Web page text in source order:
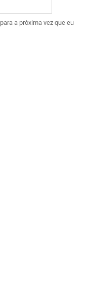
a próxima vez que eu